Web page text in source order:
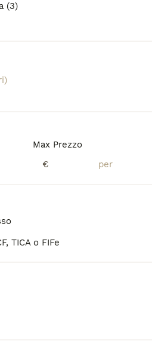
(3)
Max Prezzo
€
TICA o FIFe